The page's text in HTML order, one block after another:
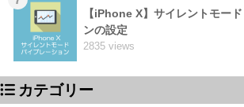
【iPhone X】サイレントモー
ンの設定
2835 views
カテゴリー